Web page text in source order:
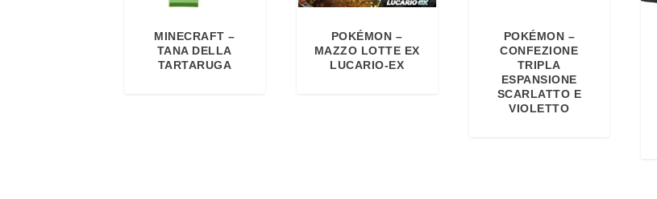
MINECRAFT –
TANA DELLA
TARTARUGA
POKÉMON –
MAZZO LOTTE EX
LUCARIO-EX
POKÉMON –
CONFEZIONE
TRIPLA
ESPANSIONE
SCARLATTO E
VIOLETTO